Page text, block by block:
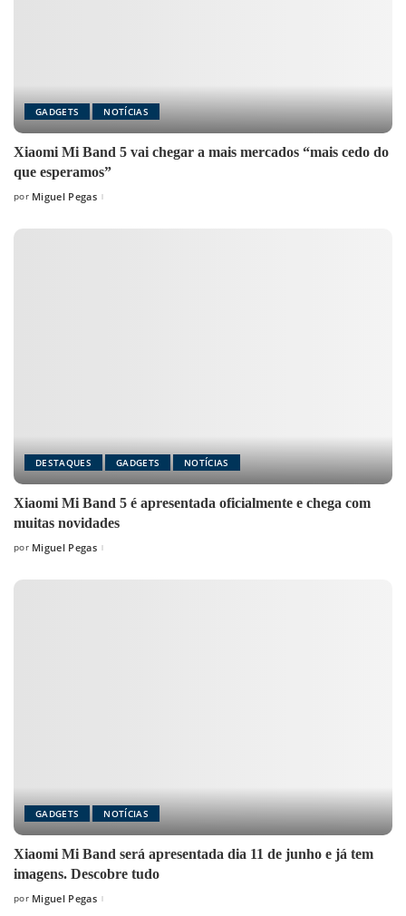
GADGETS NOTÍCIAS
Xiaomi Mi Band 5 vai chegar a mais mercados “mais cedo do
que esperamos”
Posted
por Miguel Pegas
DESTAQUES GADGETS NOTÍCIAS
Xiaomi Mi Band 5 é apresentada oficialmente e chega com
muitas novidades
Posted
por Miguel Pegas
GADGETS NOTÍCIAS
Xiaomi Mi Band será apresentada dia 11 de junho e já tem
imagens. Descobre tudo
Posted
por Miguel Pegas